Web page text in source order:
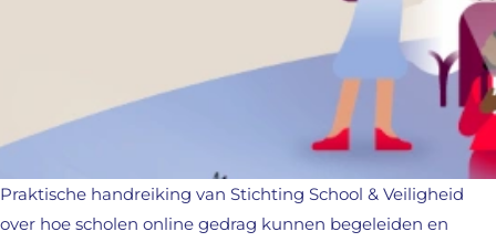
Praktische handreiking van Stichting School & Veiligheid
over hoe scholen online gedrag kunnen begeleiden en